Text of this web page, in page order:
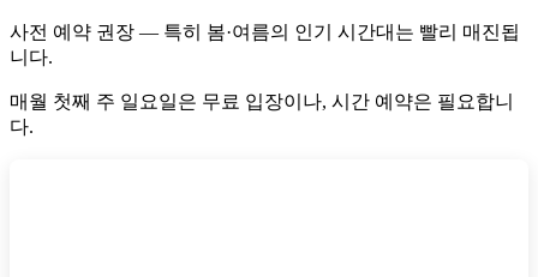
사전 예약 권장 — 특히 봄·여름의 인기 시간대는 빨리 매진됩
니다.
매월 첫째 주 일요일은 무료 입장이나, 시간 예약은 필요합니
다.